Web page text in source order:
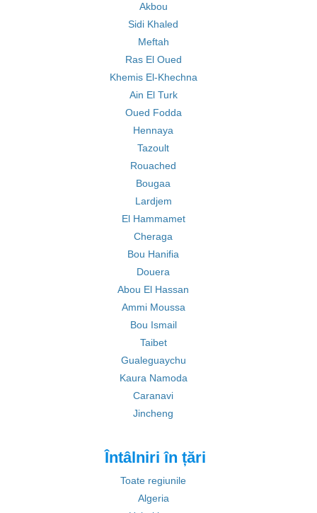
Akbou
Sidi Khaled
Meftah
Ras El Oued
Khemis El-Khechna
Ain El Turk
Oued Fodda
Hennaya
Tazoult
Rouached
Bougaa
Lardjem
El Hammamet
Cheraga
Bou Hanifia
Douera
Abou El Hassan
Ammi Moussa
Bou Ismail
Taibet
Gualeguaychu
Kaura Namoda
Caranavi
Jincheng
Întâlniri în țări
Toate regiunile
Algeria